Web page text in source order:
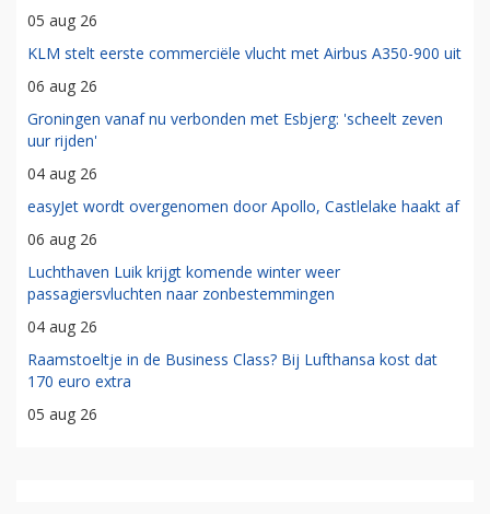
05 aug 26
KLM stelt eerste commerciële vlucht met Airbus A350-900 uit
06 aug 26
Groningen vanaf nu verbonden met Esbjerg: 'scheelt zeven
uur rijden'
04 aug 26
easyJet wordt overgenomen door Apollo, Castlelake haakt af
06 aug 26
Luchthaven Luik krijgt komende winter weer
passagiersvluchten naar zonbestemmingen
04 aug 26
Raamstoeltje in de Business Class? Bij Lufthansa kost dat
170 euro extra
05 aug 26